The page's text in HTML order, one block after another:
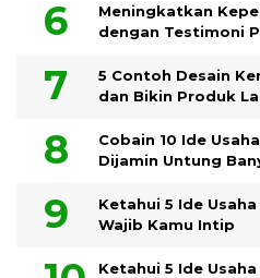
Meningkatkan
dengan Testimoni
5 Contoh Desain
dan Bikin Produk
Cobain 10 Ide
Dijamin Untung
Ketahui 5 Ide
Wajib Kamu Intip
Ketahui 5 Ide